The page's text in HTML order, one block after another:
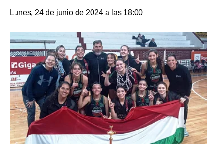
Lunes, 24 de junio de 2024 a las 18:00